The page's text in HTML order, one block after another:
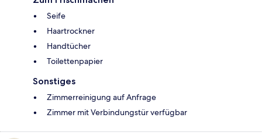
Seife
Haartrockner
Handtücher
Toilettenpapier
Sonstiges
Zimmerreinigung auf Anfrage
Zimmer mit Verbindungstür verfügbar